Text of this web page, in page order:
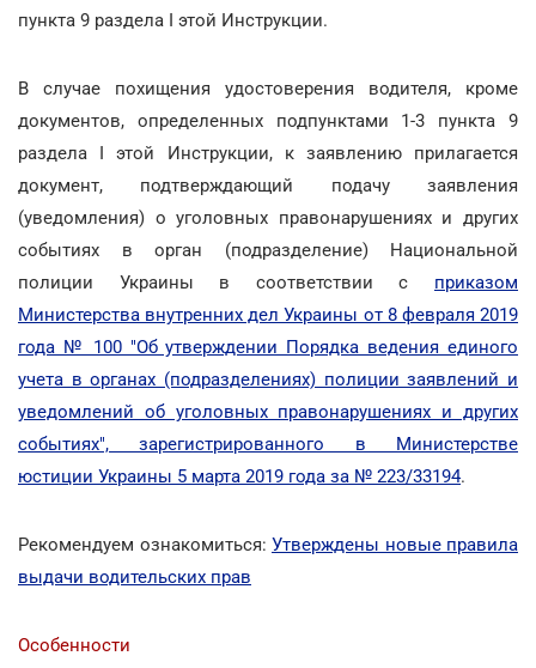
пункта 9 раздела I этой Инструкции.
В случае похищения удостоверения водителя, кроме
документов, определенных подпунктами 1-3 пункта 9
раздела I этой Инструкции, к заявлению прилагается
документ, подтверждающий подачу заявления
(уведомления) о уголовных правонарушениях и других
событиях в орган (подразделение) Национальной
полиции Украины в соответствии с приказом
Министерства внутренних дел Украины от 8 февраля 2019
года № 100 "Об утверждении Порядка ведения единого
учета в органах (подразделениях) полиции заявлений и
уведомлений об уголовных правонарушениях и других
событиях", зарегистрированного в Министерстве
юстиции Украины 5 марта 2019 года за № 223/33194.
Рекомендуем ознакомиться: Утверждены новые правила
выдачи водительских прав
Особенности